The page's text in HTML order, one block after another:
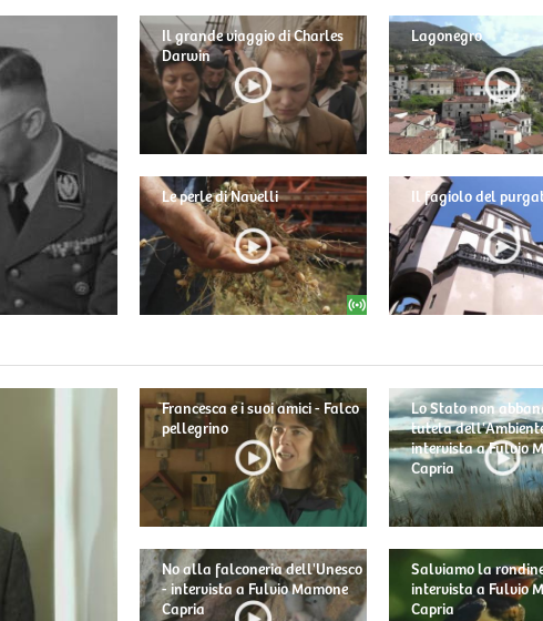
Il grande viaggio di Charles
Darwin
Le perle di Navelli
Lagonegro
Il fagiolo del
Francesca e i suoi amici - Falco
pellegrino
No alla falconeria dell'Unesco
- intervista a Fulvio Mamone
Capria
Lo Stato non
tutela
intervista a Fulvio
Capria
Salviamo la
intervista a Fulvio
Capria